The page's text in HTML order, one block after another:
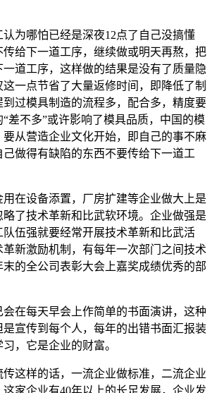
哪怕已经是深夜12点了自己没搞懂
给下一道工序，继续做或明天再熬，把
道工序，这样做的结果是没有了质量隐
一点节省了大量返修时间，即降低了制
过模具制造的流程多，配合多，精度要
差不多”或许影响了模具品质，中国的模
从营造企业文化开始，即自己的事不麻
做得有缺陷的东西不要传给下一道工
设备添置，厂房扩建等企业做大上是
了技术革新和比武软环境。企业做强是
伍强就要经常开展技术革新和比武活
新激励机制，有每年一次部门之间技术
末的全公司表彰大会上嘉奖成绩优秀的部
每天早会上作简单的书面演讲，这种
宣传到每个人，每年的出错书面汇报装
，它是企业的财富。
样的话，一流企业做标准，二流企业